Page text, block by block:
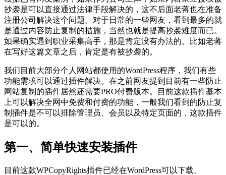
抄袭是可以直接通过法律手段解决的，这不后面老蒋也在准备
注册公司解决这个问题。对于日常的一些网友，看到最多的就
是通过内容防止复制的措施，当然也就是提高抄袭难度而已。
如果确实遇到职业采集高手，那是肯定没有办法的。比如老蒋
在写好这篇文章之后，肯定是有被抄袭的。
我们目前大部分个人网站都使用的WordPress程序，我们有些
功能需求可以通过插件解决。在之前网友提到目前有一些防止
网站复制的插件居然还需要PRO付费版本。目前这款插件基本
上可以解决全网中免费和付费的功能，一般我们看到的防止复
制插件是不可以排除管理员、会员以及特定页面的，这款插件
是可以的。
第一、简单快速安装插件
目前这款WPCopyRights插件已经在WordPress可以下载。